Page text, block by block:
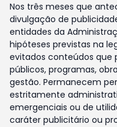
Nos três meses que
divulgação de
entidades da
hipóteses previstas na
evitados conteúdos que
públicos, programas,
gestão. Permanecem
estritamente
emergenciais ou de
caráter publicitário ou